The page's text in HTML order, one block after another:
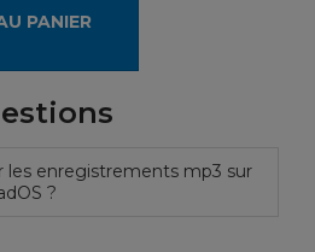
PANIER
les enregistrements mp3 sur
?